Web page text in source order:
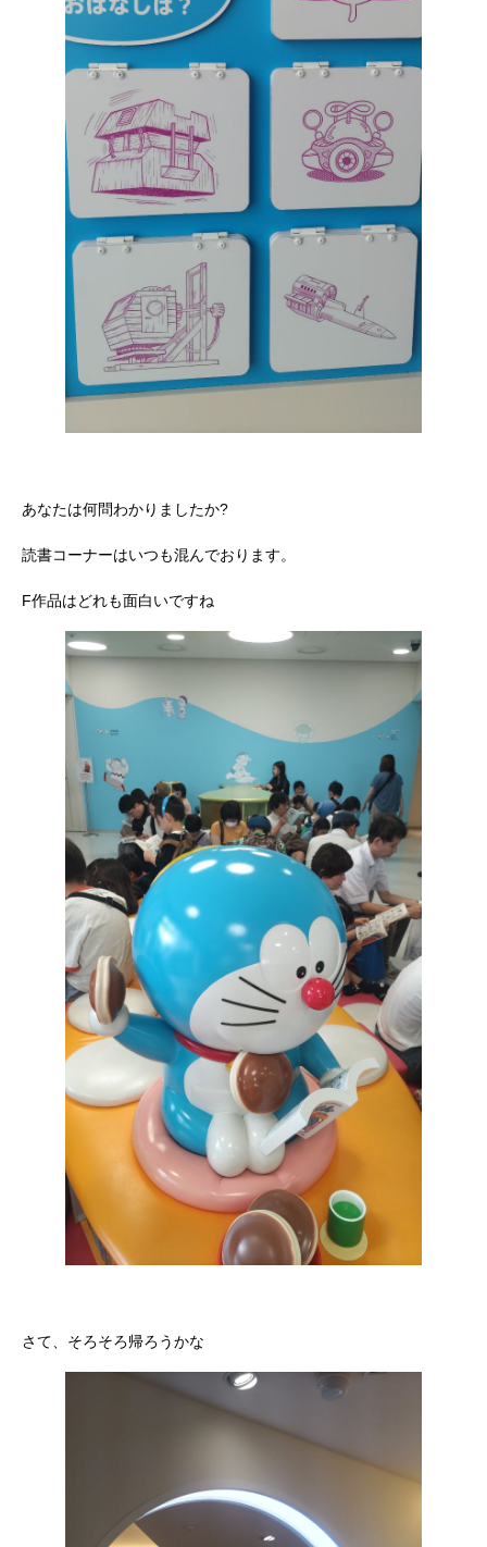
あなたは何問わかりましたか?
読書コーナーはいつも混んでおります。
F作品はどれも面白いですね
さて、そろそろ帰ろうかな